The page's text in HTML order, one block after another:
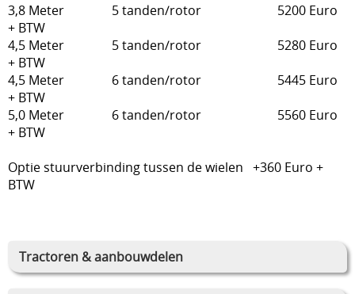
Tractoren & aanbouwdelen
3,8 Meter 5 tanden/rotor 5200 Euro
+ BTW
4,5 Meter 5 tanden/rotor 5280 Euro
+ BTW
4,5 Meter 6 tanden/rotor 5445 Euro
+ BTW
5,0 Meter 6 tanden/rotor 5560 Euro
+ BTW
Optie stuurverbinding tussen de wielen +360 Euro +
BTW